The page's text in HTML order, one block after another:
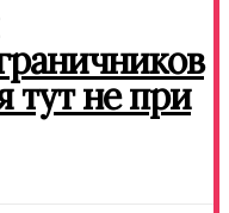
тут не при